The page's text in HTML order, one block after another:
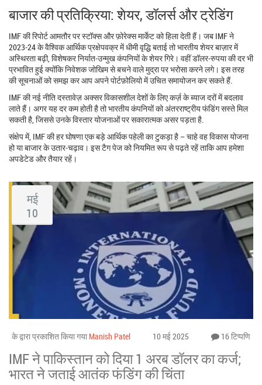
बाजार की प्रतिक्रिया: शेयर, डॉलर्स और ट्रेडिंग
IMF की रिपोर्ट आमतौर पर स्टॉक्स और फ़ोरेक्स मार्केट को हिला देती हैं। जब IMF ने
2023‑24 के वैश्विक आर्थिक प्रक्षेपवक्र में धीमी वृद्धि बताई तो भारतीय शेयर बाज़ार में
अस्थिरता बढ़ी, विशेषकर निर्यात‑उन्मुख कंपनियों के शेयर गिरे। वहीं डॉलर‑रुपया की दर भी
प्रभावित हुई क्योंकि निवेशक जोखिम से बचने वाले मुद्रा पर भरोसा करने लगे। इस तरह
की सूचनाओं को समझ कर आप अपने पोर्टफ़ोलियो में उचित समायोजन कर सकते हैं.
IMF की नई नीति दस्तावेज़ अक्सर विकासशील देशों के लिए कर्ज़ के ब्याज दरों में बदलाव
लाते हैं। अगर यह दर कम होती है तो भारतीय कंपनियों को अंतरराष्ट्रीय फंडिंग सस्ते मिल
सकती है, जिससे उनके विस्तार योजनाओं पर सकारात्मक असर पड़ता है.
संक्षेप में, IMF की हर घोषणा एक बड़े आर्थिक पहेली का टुकड़ा है – चाहे वह विकास योजना
हो या बाजार के उतार‑चढ़ाव। इस टैग पेज को नियमित रूप से पढ़ते रहें ताकि आप हमेशा
अपडेटेड और तैयार रहें।
मई
10
के द्वारा प्रकाशित किया गया Manish Patel 10 मई 2025 16 टिप्पणि
IMF ने पाकिस्तान को दिया 1 अरब डॉलर का कर्ज;
भारत ने जताई आतंक फंडिंग की चिंता